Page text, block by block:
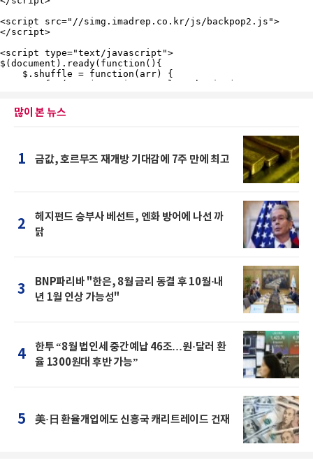
많이 본 뉴스
1 금값, 호르무즈 재개방 기대감에 7주 만에 최고
2
헤지펀드 승부사 베선트, 엔화 방어에 나선 까
닭
3
BNP파리바 "한은, 8월 금리 동결 후 10월·내
년 1월 인상 가능성"
4
한투 “8월 법인세 중간예납 46조…원·달러 환
율 1300원대 후반 가능”
5 美·日 환율개입에도 신흥국 캐리트레이드 건재